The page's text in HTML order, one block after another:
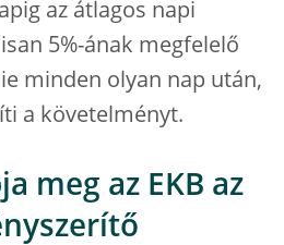
az átlagos napi
5%-ának megfelelő
minden olyan nap után,
a követelményt.
meg az EKB az